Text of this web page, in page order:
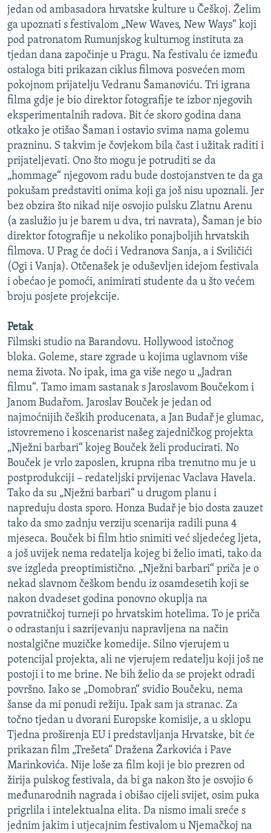
jedan od ambasadora hrvatske kulture u Češkoj. Želim
ga upoznati s festivalom „New Waves, New Ways“ koji
pod patronatom Rumunjskog kulturnog instituta za
tjedan dana započinje u Pragu. Na festivalu će između
ostaloga biti prikazan ciklus filmova posvećen mom
pokojnom prijatelju Vedranu Šamanoviću. Tri igrana
filma gdje je bio direktor fotografije te izbor njegovih
eksperimentalnih radova. Bit će skoro godina dana
otkako je otišao Šaman i ostavio svima nama golemu
prazninu. S takvim je čovjekom bila čast i užitak raditi i
prijateljevati. Ono što mogu je potruditi se da
„hommage“ njegovom radu bude dostojanstven te da ga
pokušam predstaviti onima koji ga još nisu upoznali. Jer
bez obzira što nikad nije osvojio pulsku Zlatnu Arenu
(a zaslužio ju je barem u dva, tri navrata), Šaman je bio
direktor fotografije u nekoliko ponajboljih hrvatskih
filmova. U Prag će doći i Vedranova Sanja, a i Sviličići
(Ogi i Vanja). Otčenašek je oduševljen idejom festivala
i obećao je pomoći, animirati studente da u što većem
broju posjete projekcije.
Petak
Filmski studio na Barandovu. Hollywood istočnog
bloka. Goleme, stare zgrade u kojima uglavnom više
nema života. No ipak, ima ga više nego u „Jadran
filmu“. Tamo imam sastanak s Jaroslavom Boučekom i
Janom Budařom. Jaroslav Bouček je jedan od
najmoćnijih čeških producenata, a Jan Budař je glumac,
istovremeno i koscenarist našeg zajedničkog projekta
„Nježni barbari“ kojeg Bouček želi producirati. No
Bouček je vrlo zaposlen, krupna riba trenutno mu je u
postprodukciji – redateljski prvijenac Vaclava Havela.
Tako da su „Nježni barbari“ u drugom planu i
napreduju dosta sporo. Honza Budař je bio dosta zauzet
tako da smo zadnju verziju scenarija radili puna 4
mjeseca. Bouček bi film htio snimiti već sljedećeg ljeta,
a još uvijek nema redatelja kojeg bi želio imati, tako da
sve izgleda preoptimistično. „Nježni barbari“ priča je o
nekad slavnom češkom bendu iz osamdesetih koji se
nakon dvadeset godina ponovno okuplja na
povratničkoj turneji po hrvatskim hotelima. To je priča
o odrastanju i sazrijevanju napravljena na način
nostalgične muzičke komedije. Silno vjerujem u
potencijal projekta, ali ne vjerujem redatelju koji još ne
postoji i to me brine. Ne bih želio da se projekt odradi
površno. Iako se „Domobran“ svidio Boučeku, nema
šanse da mi ponudi režiju. Ipak sam ja stranac. Za
točno tjedan u dvorani Europske komisije, a u sklopu
Tjedna proširenja EU i predstavljanja Hrvatske, bit će
prikazan film „Trešeta“ Dražena Žarkovića i Pave
Marinkovića. Nije loše za film koji je bio prezren od
žirija pulskog festivala, da bi ga nakon što je osvojio 6
međunarodnih nagrada i obišao cijeli svijet, osim puka
prigrlila i intelektualna elita. Da nismo imali sreće s
jednim jakim i utjecajnim festivalom u Njemačkoj na